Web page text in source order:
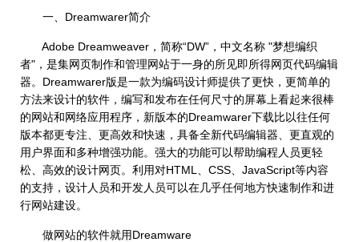
一、Dreamwarer简介
Adobe Dreamweaver，简称“DW”，中文名称 "梦想编织
者"，是集网页制作和管理网站于一身的所见即所得网页代码编辑
器。Dreamwarer版是一款为编码设计师提供了更快，更简单的
方法来设计的软件，编写和发布在任何尺寸的屏幕上看起来很棒
的网站和网络应用程序，新版本的Dreamwarer下载比以往任何
版本都更专注、更高效和快速，具备全新代码编辑器、更直观的
用户界面和多种增强功能。强大的功能可以帮助编程人员更轻
松、高效的设计网页。利用对HTML、CSS、JavaScript等内容
的支持，设计人员和开发人员可以在几乎任何地方快速制作和进
行网站建设。
做网站的软件就用Dreamware